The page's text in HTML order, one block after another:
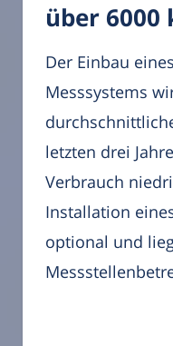
über 6000
Der Einbau
Messsystems
letzten drei
Verbrauch
Installation
optional und